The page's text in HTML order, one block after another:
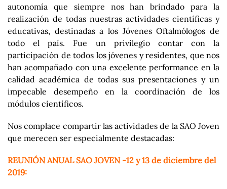
autonomía que siempre nos han brindado para la
realización de todas nuestras actividades científicas y
educativas, destinadas a los Jóvenes Oftalmólogos de
todo el país. Fue un privilegio contar con la
participación de todos los jóvenes y residentes, que nos
han acompañado con una excelente performance en la
calidad académica de todas sus presentaciones y un
impecable desempeño en la coordinación de los
módulos científicos.
Nos complace compartir las actividades de la SAO Joven
que merecen ser especialmente destacadas:
REUNIÓN ANUAL SAO JOVEN -12 y 13 de diciembre del
2019: